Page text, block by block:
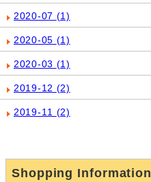
2020-07 (1)
2020-05 (1)
2020-03 (1)
2019-12 (2)
2019-11 (2)
Shopping Information